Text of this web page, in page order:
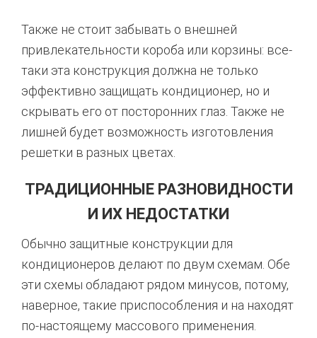
Также не стоит забывать о внешней
привлекательности короба или корзины: все-
таки эта конструкция должна не только
эффективно защищать кондиционер, но и
скрывать его от посторонних глаз. Также не
лишней будет возможность изготовления
решетки в разных цветах.
ТРАДИЦИОННЫЕ РАЗНОВИДНОСТИ
И ИХ НЕДОСТАТКИ
Обычно защитные конструкции для
кондиционеров делают по двум схемам. Обе
эти схемы обладают рядом минусов, потому,
наверное, такие приспособления и на находят
по-настоящему массового применения.